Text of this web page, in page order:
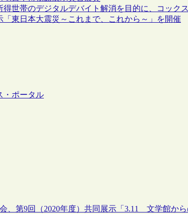
得世帯のデジタルデバイト解消を目的に、コック
「東日本大震災～これまで、これから～」を開催
・ポータル
、第9回（2020年度）共同展示「3.11 文学館か